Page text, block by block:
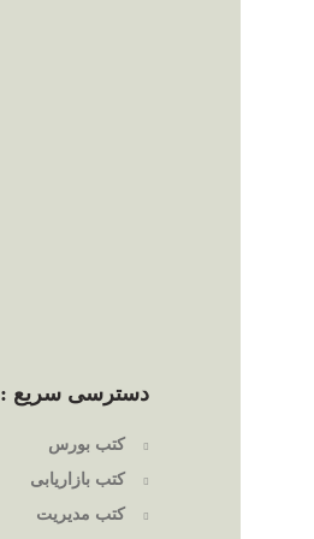
دسترسی سریع :
کتب بورس
کتب بازاریابی
کتب مدیریت